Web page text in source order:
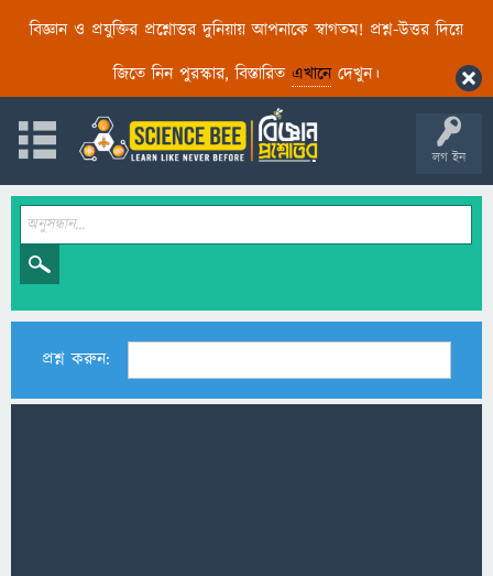
বিজ্ঞান ও প্রযুক্তির প্রশ্নোত্তর দুনিয়ায় আপনাকে স্বাগতম! প্রশ্ন-উত্তর দিয়ে
জিতে নিন পুরস্কার, বিস্তারিত এখানেদেখুন।
লগ ইন
প্রশ্ন করুন: